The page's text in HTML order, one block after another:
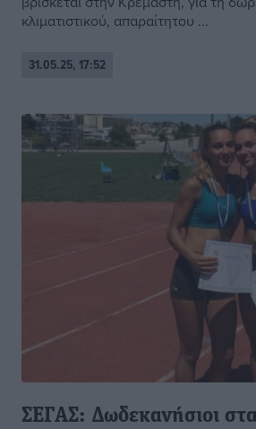
κλιματιστικού, απαραίτητου ...
31.05.25, 17:52
ΣΕΓΑΣ: Δωδεκανήσιοι στα